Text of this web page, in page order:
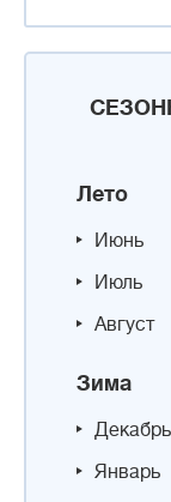
Лето
Июнь
Июль
Август
Зима
Декабрь
Январь